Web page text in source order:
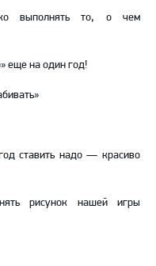
выполнять то, о чем
еще на один год!
ставить надо — красиво
рисунок нашей игры